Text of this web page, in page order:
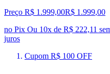
Preço R$ 1.999,00R$ 1.999,00
no Pix Ou 10x de R$ 222,11
juros
Cupom R$ 100 OFF